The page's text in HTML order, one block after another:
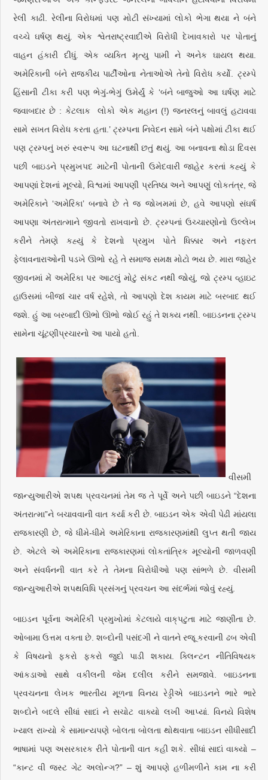
રેલી કાઢી. રેલીના વિરોધમાં પણ મોટી સંખ્યામાં લોકો ભેગા થયા ને બંને
વચ્ચે ઘર્ષણ થયું. એક શ્વેતરાષ્ટ્રવાદીએ વિરોધી દેખાવકારો પર પોતાનું
વાહન હંકારી દીધું. એક વ્યક્તિ મૃત્યુ પામી ને અનેક ઘાયલ થયા.
અમેરિકાની બંને રાજકીય પાર્ટીઓના નેતાઓએ તેનો વિરોધ કર્યો. ટ્રમ્પે
હિંસાની ટીકા કરી પણ ભેગું-ભેગું ઉમેર્યું કે ‘બંને બાજુઓ આ ઘર્ષણ માટે
જવાબદાર છે : કેટલાક લોકો એક મહાન (!) જનરલનું બાવલું હટાવવા
સામે સખત વિરોધ કરતા હતા.’ ટ્રમ્પના નિવેદન સામે બંને પક્ષોમાં ટીકા થઈ
પણ ટ્રમ્પનું ખરું સ્વરૂપ આ ઘટનાથી છતું થયું. આ બનાવના થોડા દિવસ
પછી બાઇડને પ્રમુખપદ માટેની પોતાની ઉમેદવારી જાહેર કરતાં કહ્યું કે
આપણાં દેશનાં મૂલ્યો, વિશ્વમાં આપણી પ્રતિષ્ઠા અને આપણું લોકતંત્ર, જે
અમેરિકાને ‘અમેરિકા’ બનાવે છે તે જ જોખમમાં છે, હવે આપણો સંઘર્ષ
આપણા અંતરાત્માને જીવતો રાખવાનો છે. ટ્રમ્પનાં ઉચ્ચારણોનો ઉલ્લેખ
કરીને તેમણે કહ્યું કે દેશનો પ્રમુખ પોતે ધિક્કાર અને નફરત
ફેલાવનારાઓની પડખે ઊભો રહે તે સમાજ સમક્ષ મોટો ભય છે. મારા જાહેર
જીવનમાં મેં અમેરિકા પર આટલું મોટું સંકટ નથી જોયું, જો ટ્રમ્પ વ્હાઇટ
હાઉસમાં બીજાં ચાર વર્ષ રહેશે, તો આપણો દેશ કાયમ માટે બરબાદ થઈ
જશે. હું આ બરબાદી ઊભો ઊભો જોઈ રહું તે શક્ય નથી. બાઇડનના ટ્રમ્પ
સામેના ચૂંટણીપ્રચારનો આ પાયો હતો.
વીસમી
જાન્યુઆરીએ શપથ પ્રવચનમાં તેમ જ તે પૂર્વે અને પછી બાઇડને “દેશના
અંતરાત્મા”ને બચાવવાની વાત કર્યા કરી છે. બાઇડન એક એવી પેઢી માંયલા
રાજકારણી છે, જે ધીમે-ધીમે અમેરિકાના રાજકારણમાંથી લુપ્ત થતી જાય
છે. એટલે એ અમેરિકાના રાજકારણમાં લોકતાંત્રિક મૂલ્યોની જાળવણી
અને સંવર્ધનની વાત કરે તે તેમના વિરોધીઓ પણ સાંભળે છે. વીસમી
જાન્યુઆરીએ શપથવિધિ પ્રસંગનું પ્રવચન આ સંદર્ભમાં જોવું રહ્યું.
બાઇડન પૂર્વના અમેરિકી પ્રમુખોમાં કેટલાયે વાક્‌પટુતા માટે જાણીતા છે.
ઓબામા ઉત્તમ વક્તા છે. શબ્દોની પસંદગી ને વાતને રજૂ કરવાની ઢબ એવી
કે વિષયનો ફકરો ફકરો જુદો પાડી શકાય. ક્લિન્ટન નીતિવિષયક
આંકડાઓ સાથે વકીલની જેમ દલીલ કરીને સમજાવે. બાઇડનના
પ્રવચનના લેખક ભારતીય મૂળના વિનય રેડ્ડીએ બાઇડનને ભારે ભારે
શબ્દોને બદલે સીધાં સાદાં ને સચોટ વાક્યો લખી આપ્યાં. વિનયે વિશેષ
ખ્યાલ રાખ્યો કે સામાન્યપણે બોલતા બોલતા થોથવાતા બાઇડન સીધીસાદી
ભાષામાં પણ અસરકારક રીતે પોતાની વાત કહી શકે. સીધાં સાદાં વાક્યો –
“કાન્ટ વી જસ્ટ ગેટ અલોન્ગ?” – શું આપણે હળીમળીને કામ ના કરી